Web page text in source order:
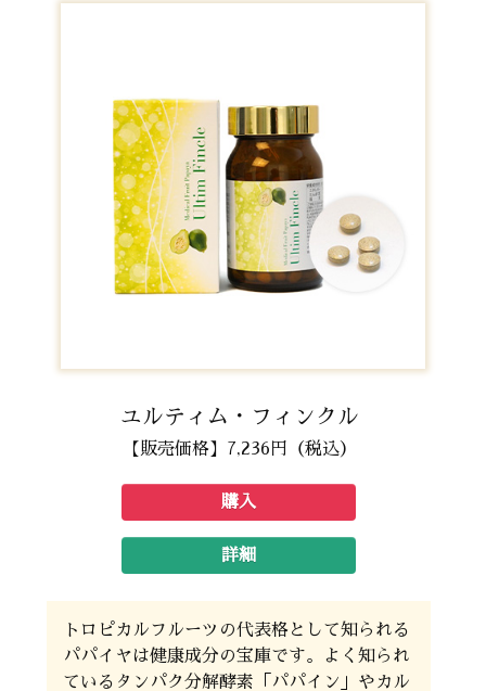
ユルティム・フィンクル
【販売価格】7,236円（税込）
購入
詳細
トロピカルフルーツの代表格として知られる
パパイヤは健康成分の宝庫です。よく知られ
ているタンパク分解酵素「パパイン」やカル